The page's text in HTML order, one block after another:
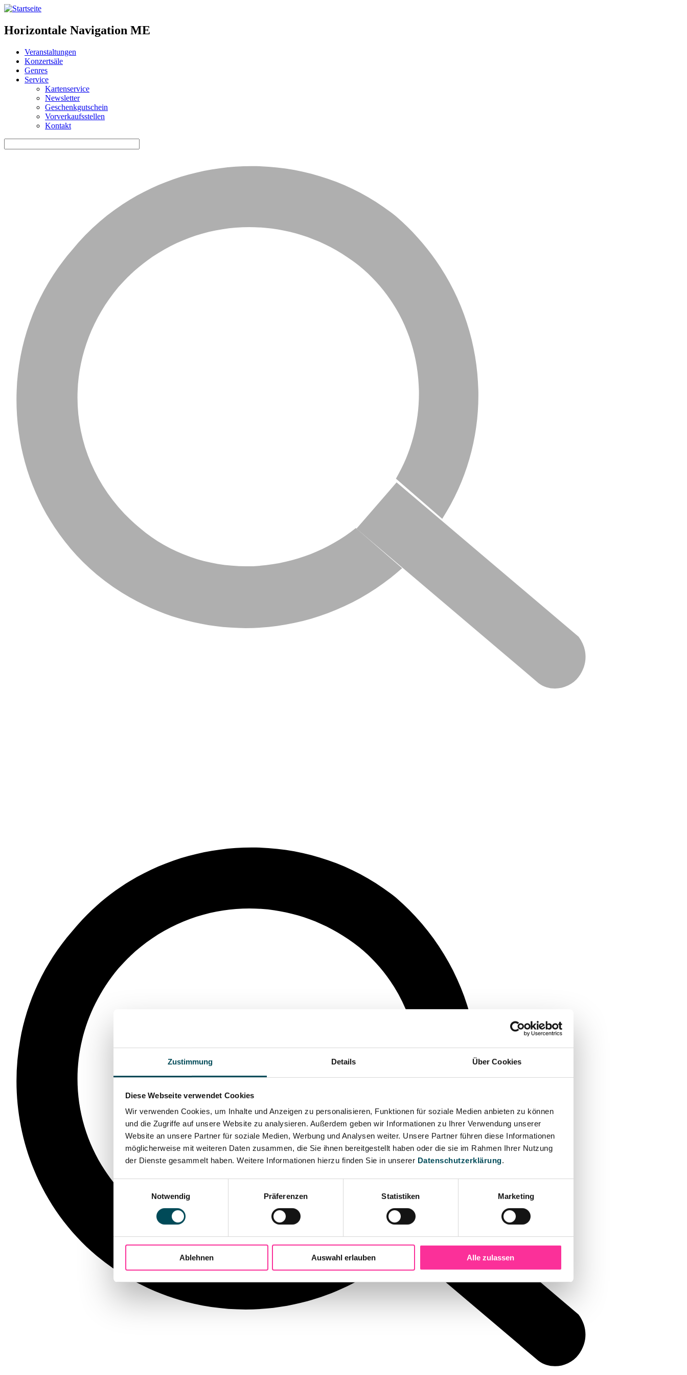
Zustimmung Details Über Cookies
Diese Webseite verwendet Cookies
Wir verwenden Cookies, um Inhalte und Anzeigen zu personalisieren, Funktionen für soziale Medien anbieten zu können
und die Zugriffe auf unsere Website zu analysieren. Außerdem geben wir Informationen zu Ihrer Verwendung unserer
Website an unsere Partner für soziale Medien, Werbung und Analysen weiter. Unsere Partner führen diese Informationen
möglicherweise mit weiteren Daten zusammen, die Sie ihnen bereitgestellt haben oder die sie im Rahmen Ihrer Nutzung
der Dienste gesammelt haben. Weitere Informationen hierzu finden Sie in unserer Datenschutzerklärung.
Einwilligungsauswahl
Notwendig
Präferenzen Statistiken Marketing
Ablehnen Auswahl erlauben Alle zulassen
Horizontale Navigation ME
Veranstaltungen
Konzertsäle
Genres
Service
Kartenservice
Newsletter
Geschenkgutschein
Vorverkaufsstellen
Kontakt